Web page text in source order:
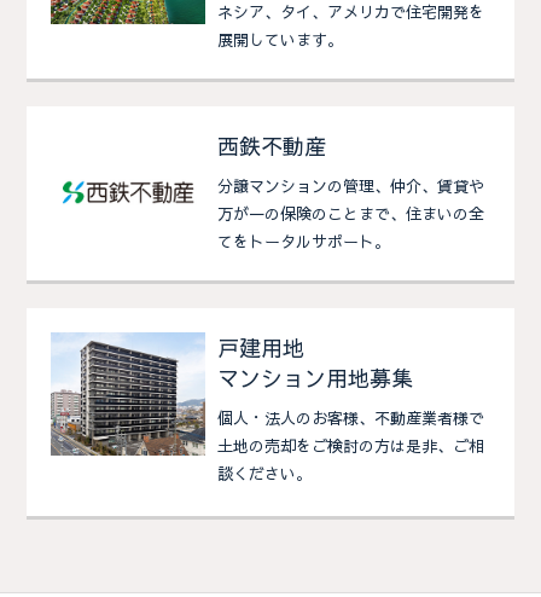
ネシア、タイ、アメリカで住宅開発を
展開しています。
西鉄不動産
分譲マンションの管理、仲介、賃貸や
万が一の保険のことまで、住まいの全
てをトータルサポート。
戸建用地
マンション用地募集
個人・法人のお客様、不動産業者様で
土地の売却をご検討の方は是非、ご相
談ください。